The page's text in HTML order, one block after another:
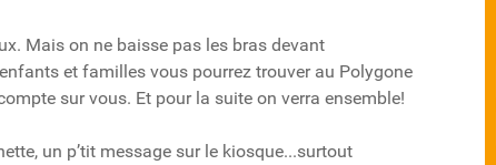
Mais on ne baisse pas les bras devant
et familles vous pourrez trouver au Polygone
sur vous. Et pour la suite on verra ensemble!
un p’tit message sur le kiosque...surtout